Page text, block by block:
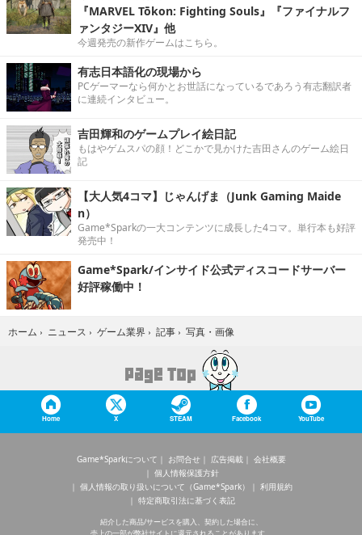
『MARVEL Tōkon: Fighting Souls』『ファイナルフ
ァンタジーXIV』他
今週発売の新作ゲームはこちら。
有志日本語化の現場から
PCゲーマーなら何かとお世話になっているであろう有志翻訳者
に連続インタビュー。
吉田輝和のゲームプレイ絵日記
もはやゲムスパの顔！どこかで見かけた吉田さんのゲーム絵日
記
【大人気4コマ】じゃんげま（Junk Gaming Maide
n）
Game*Sparkの一大コンテンツに成長した4コマ。単行本も好評
発売中！
Game*Spark/インサイド公式ディスコードサーバー
好評稼働中！
ホーム › ニュース › ゲーム業界 › 記事 › 写真・画像
Home X STEAM Facebook YouTube
Game*Sparkについて お問合せ 広告掲載
会社概要
個人情報保護方針
個人情報の取り扱いについて（Game*Spark）
利用規約
特定商取引法に基づく表記
紹介した商品/サービスを購入、契約した場合に、
売上の一部が弊社サイトに還元されることがあります。